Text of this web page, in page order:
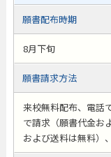
願書配布時期
8月下旬
願書請求方法
来校無料配布、電話
で請求（願書代金お
および送料は無料）